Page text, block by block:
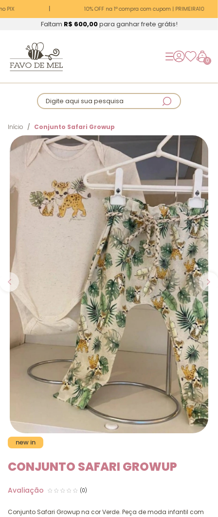
PIX 10% OFF na 1ª compra com cupom | PRIMEIRA10
Faltam R$ 600,00para ganhar frete grátis!
0
Digite aqui sua pesquisa
Início Conjunto Safari Growup
new in
CONJUNTO SAFARI GROWUP
(0)
Conjunto Safari Growup na cor Verde. Peça de moda infantil com